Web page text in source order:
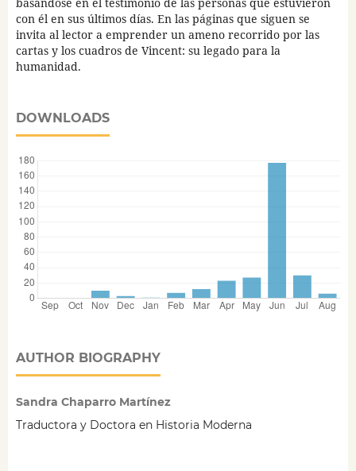
con él en sus últimos días. En las páginas que siguen se
invita al lector a emprender un ameno recorrido por las
cartas y los cuadros de Vincent: su legado para la
humanidad.
DOWNLOADS
AUTHOR BIOGRAPHY
Sandra Chaparro Martínez
Traductora y Doctora en Historia Moderna